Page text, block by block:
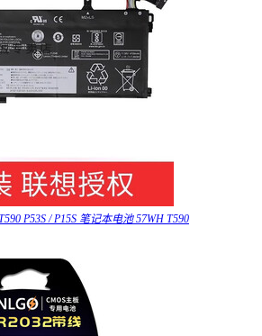
P53S / P15S 笔记本电池 57WH T590